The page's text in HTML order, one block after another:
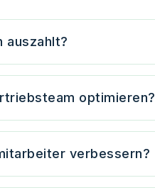
auszahlt?
optimieren?
verbessern?